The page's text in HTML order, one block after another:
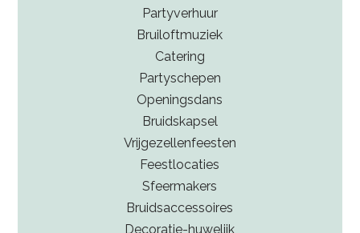
Partyverhuur
Bruiloftmuziek
Catering
Partyschepen
Openingsdans
Bruidskapsel
Vrijgezellenfeesten
Feestlocaties
Sfeermakers
Bruidsaccessoires
Decoratie-huwelijk